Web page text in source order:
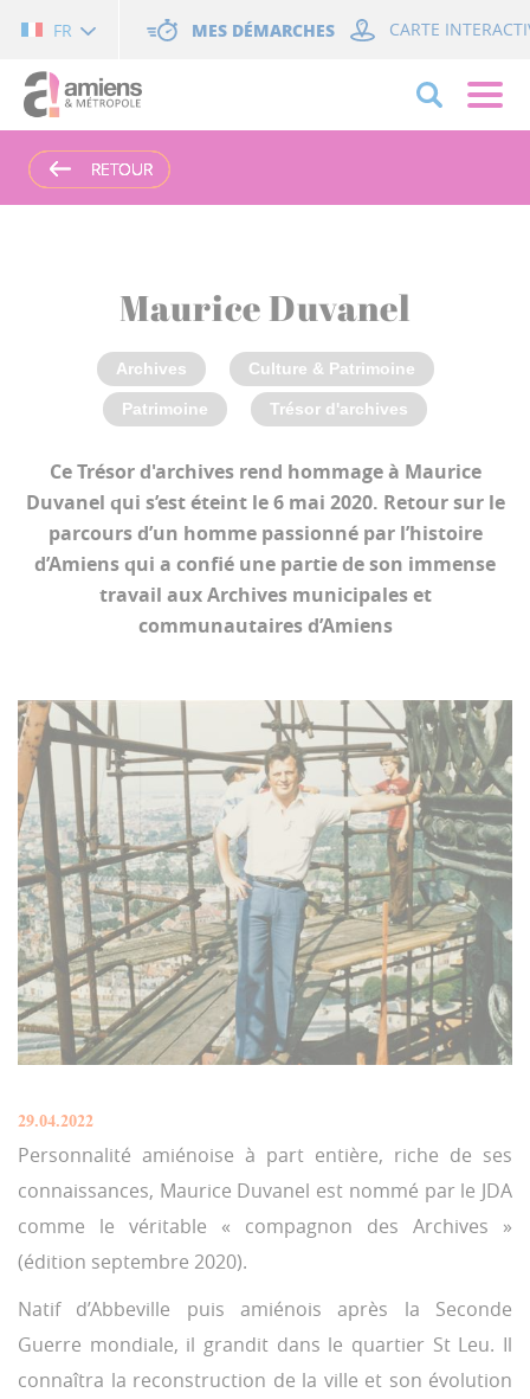
FR MES DÉMARCHES CARTE
RETOUR
RETOUR
RETOUR
RETOUR
Maurice Duvanel
Archives Culture & Patrimoine
Patrimoine Trésor d'archives
Ce Trésor d'archives rend hommage à Maurice
Duvanel qui s’est éteint le 6 mai 2020. Retour sur le
parcours d’un homme passionné par l’histoire
d’Amiens qui a confié une partie de son immense
travail aux Archives municipales et
communautaires d’Amiens
29.04.2022
Personnalité amiénoise à part entière, riche de ses
connaissances, Maurice Duvanel est nommé par le JDA
comme le véritable « compagnon des Archives »
(édition septembre 2020).
Natif d’Abbeville puis amiénois après la Seconde
Guerre mondiale, il grandit dans le quartier St Leu. Il
connaîtra la reconstruction de la ville et son évolution